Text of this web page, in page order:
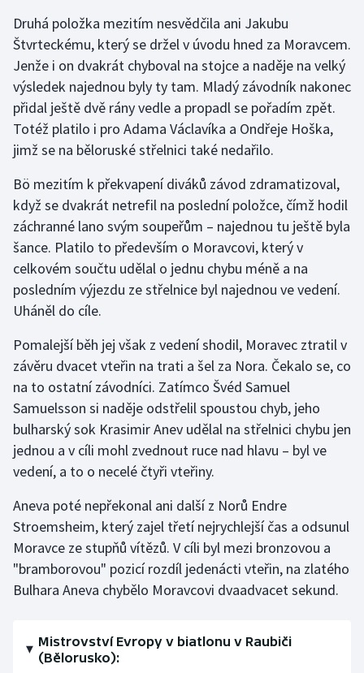
Druhá položka mezitím nesvědčila ani Jakubu
Štvrteckému, který se držel v úvodu hned za Moravcem.
Jenže i on dvakrát chyboval na stojce a naděje na velký
výsledek najednou byly ty tam. Mladý závodník nakonec
přidal ještě dvě rány vedle a propadl se pořadím zpět.
Totéž platilo i pro Adama Václavíka a Ondřeje Hoška,
jimž se na běloruské střelnici také nedařilo.
Bö mezitím k překvapení diváků závod zdramatizoval,
když se dvakrát netrefil na poslední položce, čímž hodil
záchranné lano svým soupeřům – najednou tu ještě byla
šance. Platilo to především o Moravcovi, který v
celkovém součtu udělal o jednu chybu méně a na
posledním výjezdu ze střelnice byl najednou ve vedení.
Uháněl do cíle.
Pomalejší běh jej však z vedení shodil, Moravec ztratil v
závěru dvacet vteřin na trati a šel za Nora. Čekalo se, co
na to ostatní závodníci. Zatímco Švéd Samuel
Samuelsson si naděje odstřelil spoustou chyb, jeho
bulharský sok Krasimir Anev udělal na střelnici chybu jen
jednou a v cíli mohl zvednout ruce nad hlavu – byl ve
vedení, a to o necelé čtyři vteřiny.
Aneva poté nepřekonal ani další z Norů Endre
Stroemsheim, který zajel třetí nejrychlejší čas a odsunul
Moravce ze stupňů vítězů. V cíli byl mezi bronzovou a
"bramborovou" pozicí rozdíl jedenácti vteřin, na zlatého
Bulhara Aneva chybělo Moravcovi dvaadvacet sekund.
Mistrovství Evropy v biatlonu v Raubiči
(Bělorusko):